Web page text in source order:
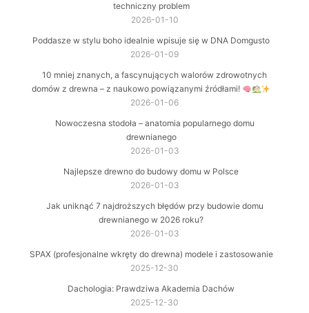
techniczny problem
2026-01-10
Poddasze w stylu boho idealnie wpisuje się w DNA Domgusto
2026-01-09
10 mniej znanych, a fascynujących walorów zdrowotnych
domów z drewna – z naukowo powiązanymi źródłami!
2026-01-06
Nowoczesna stodoła – anatomia popularnego domu
drewnianego
2026-01-03
Najlepsze drewno do budowy domu w Polsce
2026-01-03
Jak uniknąć 7 najdroższych błędów przy budowie domu
drewnianego w 2026 roku?
2026-01-03
SPAX (profesjonalne wkręty do drewna) modele i zastosowanie
2025-12-30
Dachologia: Prawdziwa Akademia Dachów
2025-12-30